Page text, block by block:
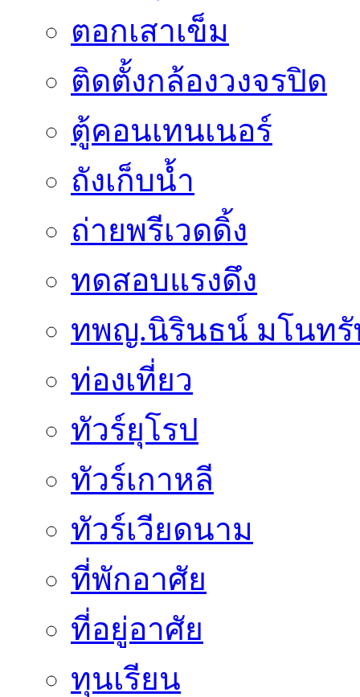
ตอกเสาเข็ม
ติดตั้งกล้องวงจรปิด
ตู้คอนเทนเนอร์
ถังเก็บน้ำ
ถ่ายพรีเวดดิ้ง
ทดสอบแรงดึง
ทพญ.นิรินธน์ มโนท
ท่องเที่ยว
ทัวร์ยุโรป
ทัวร์เกาหลี
ทัวร์เวียดนาม
ที่พักอาศัย
ที่อยู่อาศัย
ทุนเรียน